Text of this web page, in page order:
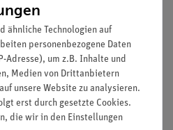
Guide
ab 300,- €
ähnliche Technologien auf
personenbezogene Daten
Adresse), um z.B. Inhalte und
Medien von Drittanbietern
unsere Website zu analysieren.
erst durch gesetzte Cookies.
die wir in den Einstellungen